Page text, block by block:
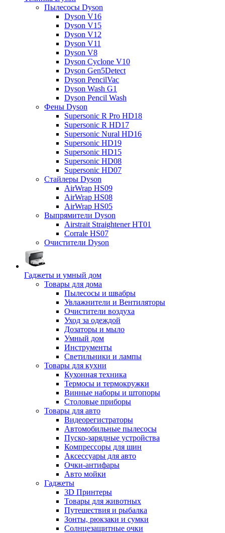
Пылесосы Dyson
Dyson V16
Dyson V15
Dyson V12
Dyson V11
Dyson V8
Dyson Cyclone V10
Dyson Gen5Detect
Dyson PencilVac
Dyson Wash G1
Dyson Pencil Wash
Фены Dyson
Supersonic R Pro HD18
Supersonic R HD17
Supersonic Nural HD16
Supersonic HD19
Supersonic HD15
Supersonic HD08
Supersonic HD07
Стайлеры Dyson
AirWrap HS09
AirWrap HS08
AirWrap HS05
Выпрямители Dyson
Airstrait Straightener HT01
Corrale HS07
Очистители Dyson
Гаджеты и умный дом
Товары для дома
Пылесосы и швабры
Увлажнители и Вентиляторы
Очистители воздуха
Уход за одеждой
Дозаторы и мыло
Умный дом
Инструменты
Светильники и лампы
Товары для кухни
Кухонная техника
Термосы и термокружки
Винные наборы и штопоры
Столовые приборы
Товары для авто
Видеорегистраторы
Автомобильные пылесосы
Пуско-зарядные устройства
Компрессоры для шин
Аксессуары для авто
Очки-антифары
Авто мойки
Гаджеты
3D Принтеры
Товары для животных
Путешествия и рыбалка
Зонты, рюкзаки и сумки
Солнцезащитные очки